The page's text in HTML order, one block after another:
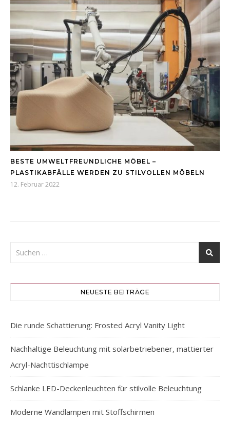
BESTE UMWELTFREUNDLICHE MÖBEL –
PLASTIKABFÄLLE WERDEN ZU STILVOLLEN MÖBELN
12. Februar 2022
NEUESTE BEITRÄGE
Die runde Schattierung: Frosted Acryl Vanity Light
Nachhaltige Beleuchtung mit solarbetriebener, mattierter
Acryl-Nachttischlampe
Schlanke LED-Deckenleuchten für stilvolle Beleuchtung
Moderne Wandlampen mit Stoffschirmen